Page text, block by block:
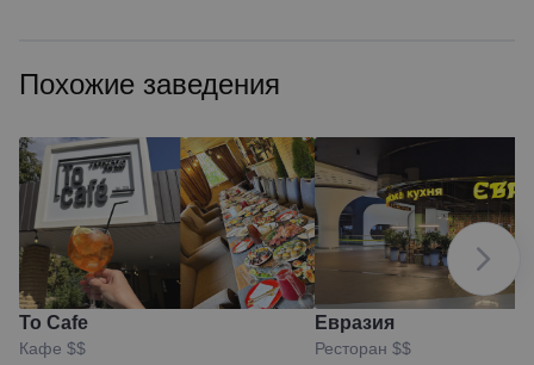
Похожие заведения
To Cafe
Кафе $$
Евразия
Ресторан $$